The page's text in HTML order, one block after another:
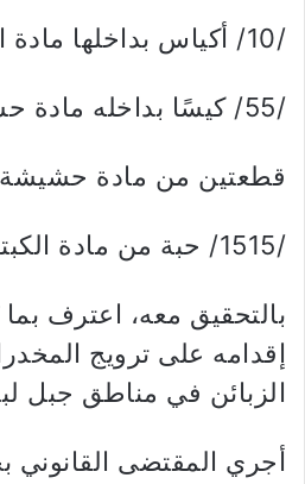
/10/ أكياس بداخلها مادة الماريجوانا
/55/ كيسًا بداخله مادة حشيشة الكيف
قطعتين من مادة
/1515/ حبة من مادة الكبتاغون
بالتحقيق معه، اعترف
إقدامه على ترويج
الزبائن في مناطق جبل
أجري المقتضى القانوني